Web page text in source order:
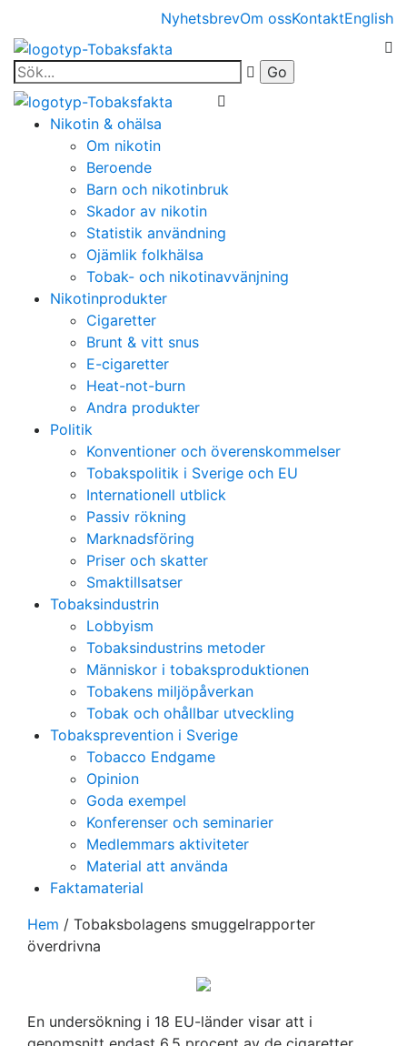
NyhetsbrevOm ossKontaktEnglish
Nikotin & ohälsa
Om nikotin
Beroende
Barn och nikotinbruk
Skador av nikotin
Statistik användning
Ojämlik folkhälsa
Tobak- och nikotinavvänjning
Nikotinprodukter
Cigaretter
Brunt & vitt snus
E-cigaretter
Heat-not-burn
Andra produkter
Politik
Konventioner och överenskommelser
Tobakspolitik i Sverige och EU
Internationell utblick
Passiv rökning
Marknadsföring
Priser och skatter
Smaktillsatser
Tobaksindustrin
Lobbyism
Tobaksindustrins metoder
Människor i tobaksproduktionen
Tobakens miljöpåverkan
Tobak och ohållbar utveckling
Tobaksprevention i Sverige
Tobacco Endgame
Opinion
Goda exempel
Konferenser och seminarier
Medlemmars aktiviteter
Material att använda
Faktamaterial
Hem / Tobaksbolagens smuggelrapporter
överdrivna
En undersökning i 18 EU-länder visar att i